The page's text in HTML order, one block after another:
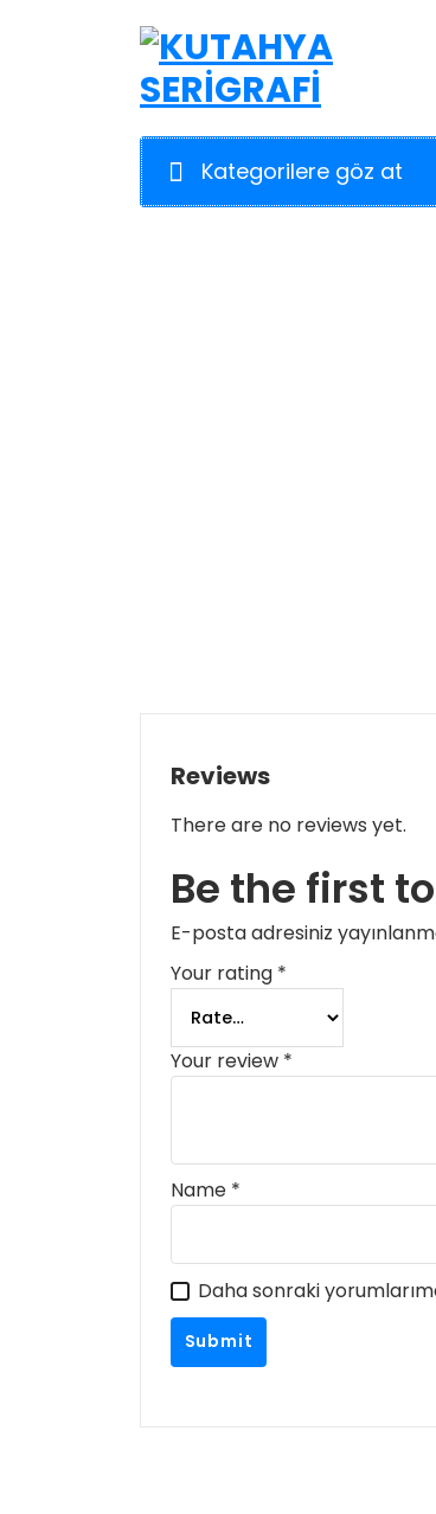
Kategorilere göz at
Reviews
There are no reviews yet.
Be the first
E-posta adresiniz
Your rating *
Your review *
Name *
Daha sonraki